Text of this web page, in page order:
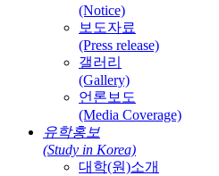
(Notice)
보도자료
(Press release)
갤러리
(Gallery)
언론보도
(Media Coverage)
유학홍보
(Study in Korea)
대학(원)소개